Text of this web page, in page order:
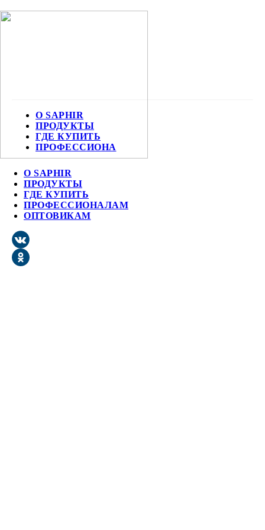
О SAPHIR
ПРОДУКТЫ
ГДЕ КУПИТЬ
ПРОФЕССИОНАЛАМ
ОПТОВИКАМ
О SAPHIR
ПРОДУКТЫ
ГДЕ КУПИТЬ
ПРОФЕССИОНА